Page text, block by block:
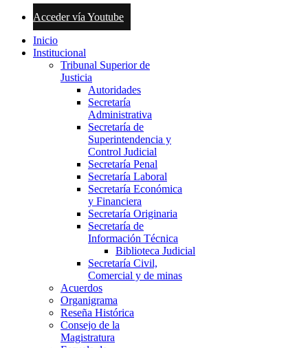
Acceder vía Youtube
Inicio
Institucional
Tribunal Superior de
Justicia
Autoridades
Secretaría
Administrativa
Secretaría de
Superintendencia y
Control Judicial
Secretaría Penal
Secretaría Laboral
Secretaría Económica
y Financiera
Secretaría Originaria
Secretaría de
Información Técnica
Biblioteca Judicial
Secretaría Civil,
Comercial y de minas
Acuerdos
Organigrama
Reseña Histórica
Consejo de la
Magistratura